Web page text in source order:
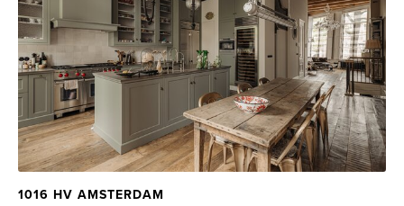
1016 HV AMSTERDAM